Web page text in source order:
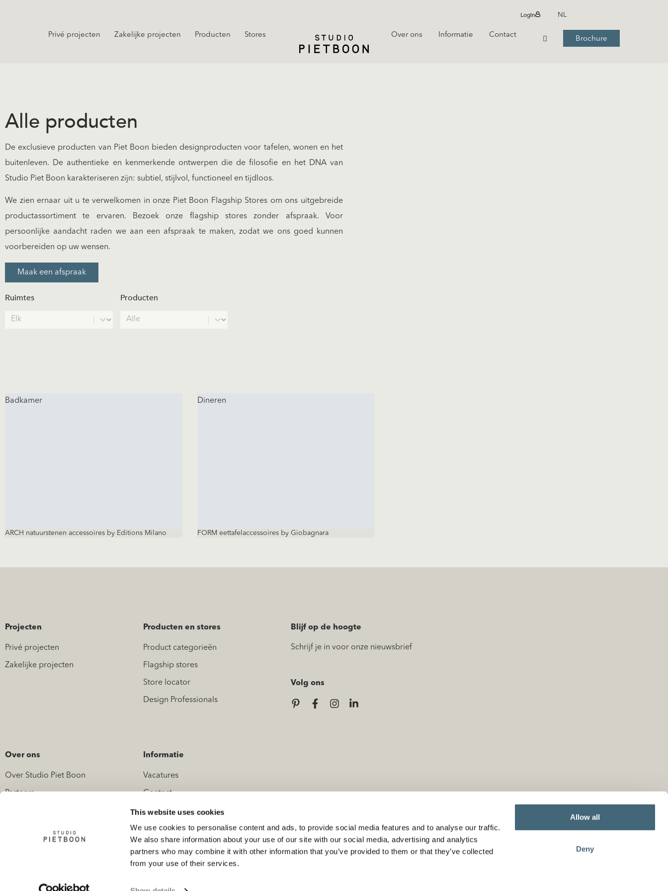
This website uses cookies
We use cookies to personalise content and ads, to provide social media features and to analyse our traffic.
We also share information about your use of our site with our social media, advertising and analytics
partners who may combine it with other information that you’ve provided to them or that they’ve collected
from your use of their services.
Allow all
Deny
Login NL
Privé projecten Zakelijke projecten Producten Stores Over ons Informatie Contact
Brochure
Alle producten
De exclusieve producten van Piet Boon bieden designproducten voor tafelen, wonen en het
buitenleven. De authentieke en kenmerkende ontwerpen die de filosofie en het DNA van
Studio Piet Boon karakteriseren zijn: subtiel, stijlvol, functioneel en tijdloos.
We zien ernaar uit u te verwelkomen in onze Piet Boon Flagship Stores om ons uitgebreide
productassortiment te ervaren. Bezoek onze flagship stores zonder afspraak. Voor
persoonlijke aandacht raden we aan een afspraak te maken, zodat we ons goed kunnen
voorbereiden op uw wensen.
Maak een afspraak
Ruimtes
Spaces
Select content
Producten
Products
Select content
Badkamer
ARCH natuurstenen accessoires by Editions Milano
Dineren
FORM eettafelaccessoires by Giobagnara
Projecten
Privé projecten
Zakelijke projecten
Producten en stores
Product categorieën
Flagship stores
Store locator
Design Professionals
Over ons
Over Studio Piet Boon
Partners
Informatie
Vacatures
Contact
Pers en media
Blijf op de hoogte
Schrijf je in voor onze nieuwsbrief
Volg ons
Garantievoorwaarden AVG